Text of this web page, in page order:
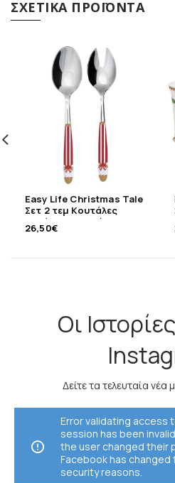
ΣΧΕΤΙΚΆ ΠΡΟΪΌΝΤΑ
Easy Life Christmas Tale
Σετ 2 τεμ Κουτάλες
σαλάτας ανοξείδωτες
26,50€
Οι
Δείτε τα τελευταία
Error validating access
session has been
the user changed their
Facebook has
security reasons.